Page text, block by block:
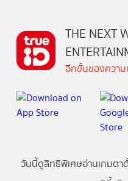
THE NEXT
อีกขั้นของความ
วันนี้ดูสิทธิพิเศษอ่านเกมตา